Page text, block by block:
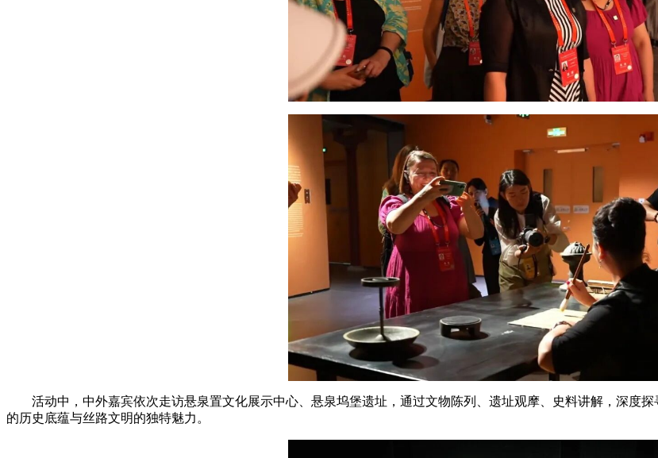
活动中，中外嘉宾依次走访悬泉置文化展示中心、悬泉坞堡遗址，通过文物陈列、遗址观摩、史料讲解，深度
的历史底蕴与丝路文明的独特魅力。